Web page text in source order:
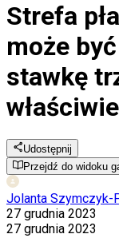
Strefa
może
stawkę
Udostępnij
Przejdź do widoku
Jolanta Szymczyk-
27 grudnia 2023
27 grudnia 2023